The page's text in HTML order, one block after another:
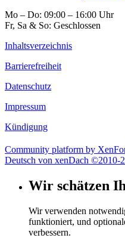
Mo – Do: 09:00 – 16:00 Uhr
Fr, Sa & So: Geschlossen
Inhaltsverzeichnis
Barrierefreiheit
Datenschutz
Impressum
Kündigung
Community platform by
Deutsch von xenDach ©2010-
Wir schätzen
Wir verwenden
funktioniert, und
verbessern.